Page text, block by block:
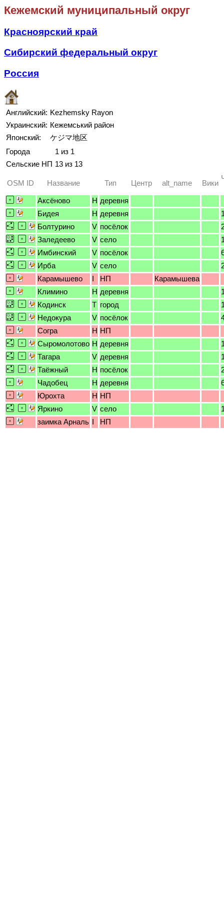
Кежемский муниципальный округ
Красноярский край
Сибирский федеральный округ
Россия
Английский: Kezhemsky Rayon
Украинский: Кежемський район
Японский:
ケジマ地区
Города
1 из 1
Сельские НП 13 из 13
OSM ID Название Тип Центр alt_name Вики
Аксёново H деревня
Бидея
H деревня
Болтурино
V посёлок
Заледеево
V село
Имбинский
V посёлок
Ирба
V село
Карамышево
I НП
Карамышева
Климино
H деревня
Кодинск
T город
Недокура
V посёлок
Согра
H НП
Сыромолотово H деревня
Тагара
V деревня
Таёжный
H посёлок
Чадобец
H деревня
Юрохта
H НП
Яркино
V село
заимка Арналь I НП